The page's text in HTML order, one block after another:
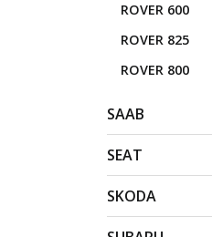
ROVER 600
ROVER 825
ROVER 800
SAAB
SEAT
SKODA